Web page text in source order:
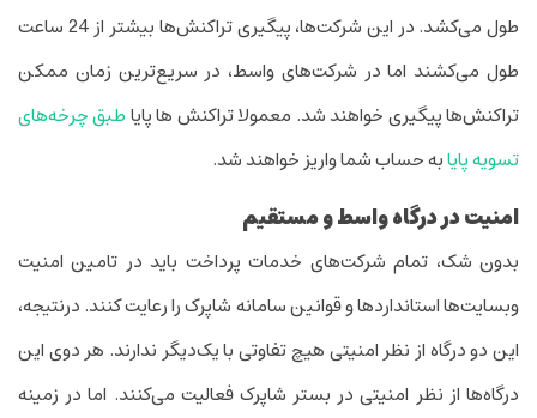
طول می‌کشد. در این شرکت‌ها، پیگیری تراکنش‌ها بیشتر از 24 ساعت
طول می‌کشند اما در شرکت‌های واسط، در سریع‌ترین زمان ممکن
تراکنش‌ها پیگیری خواهند شد. معمولا تراکنش ها پایاطبق چرخه‌های
تسویه پایابه حساب شما واریز خواهند شد.
امنیت در درگاه واسط و مستقیم
بدون شک، تمام شرکت‌های خدمات پرداخت باید در تامین امنیت
وبسایت‌ها استانداردها و قوانین سامانه شاپرک را رعایت کنند. درنتیجه،
این دو درگاه از نظر امنیتی هیچ تفاوتی با یک‌دیگر ندارند. هر دوی این
درگاه‌ها از نظر امنیتی در بستر شاپرک فعالیت می‌کنند. اما در زمینه